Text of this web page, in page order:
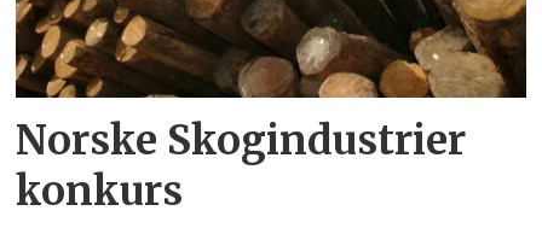
Norske Skogindustrier
konkurs